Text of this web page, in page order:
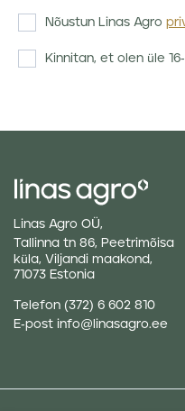
Nõustun Linas Agro
Kinnitan, et olen üle
Linas Agro OÜ,
Tallinna tn 86, Peetrimõisa
küla, Viljandi maakond,
71073 Estonia
Telefon (372) 6 602 810
E-post info@linasagro.ee